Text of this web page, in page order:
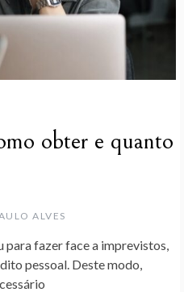
obter e quanto
ALVES
para fazer face a imprevistos,
pessoal. Deste modo,